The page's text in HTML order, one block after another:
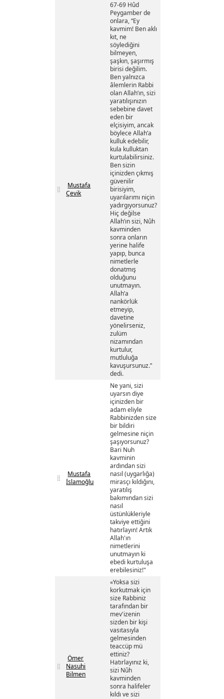
Mustafa
Çevik
67-69 Hûd
Peygamber de
onlara, “Ey
kavmim! Ben aklı
kıt, ne
söylediğini
bilmeyen,
şaşkın, şaşırmış
birisi değilim.
Ben yalnızca
âlemlerin Rabbi
olan Allah’ın, sizi
yaratılışınızın
sebebine davet
eden bir
elçisiyim, ancak
böylece Allah’a
kulluk edebilir,
kula kulluktan
kurtulabilirsiniz.
Ben sizin
içinizden çıkmış
güvenilir
birisiyim,
uyarılarımı niçin
yadırgıyorsunuz?
Hiç değilse
Allah’ın sizi, Nûh
kavminden
sonra onların
yerine halife
yapıp, bunca
nimetlerle
donatmış
olduğunu
unutmayın.
Allah’a
nankörlük
etmeyip,
davetine
yönelirseniz,
zulüm
nizamından
kurtulur,
mutluluğa
kavuşursunuz.”
dedi.
Mustafa
İslamoğlu
Ne yani, sizi
uyarsın diye
içinizden bir
adam eliyle
Rabbinizden size
bir bildiri
gelmesine niçin
şaşıyorsunuz?
Bari Nuh
kavminin
ardından sizi
nasıl (uygarlığa)
mirasçı kıldığını,
yaratılış
bakımından sizi
nasıl
üstünlükleriyle
takviye ettiğini
hatırlayın! Artık
Allah'ın
nimetlerini
unutmayın ki
ebedi kurtuluşa
erebilesiniz!"
Ömer
Nasuhi
Bilmen
«Yoksa sizi
korkutmak için
size Rabbiniz
tarafından bir
mev'izenin
sizden bir kişi
vasıtasıyla
gelmesinden
teaccüp mü
ettiniz?
Hatırlayınız ki,
sizi Nûh
kavminden
sonra halifeler
kıldı ve sizi